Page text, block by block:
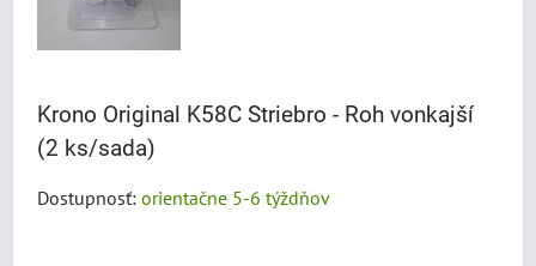
Krono Original K58C Striebro - Roh vonkajší
(2 ks/sada)
Dostupnosť: orientačne 5-6 týždňov